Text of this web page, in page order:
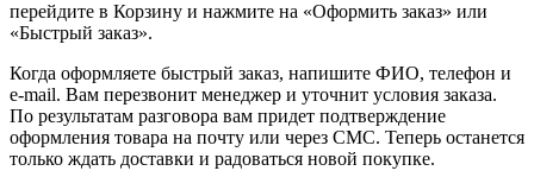
перейдите в Корзину и нажмите на «Оформить заказ» или
«Быстрый заказ».
Когда оформляете быстрый заказ, напишите ФИО, телефон и
e-mail. Вам перезвонит менеджер и уточнит условия заказа.
По результатам разговора вам придет подтверждение
оформления товара на почту или через СМС. Теперь останется
только ждать доставки и радоваться новой покупке.